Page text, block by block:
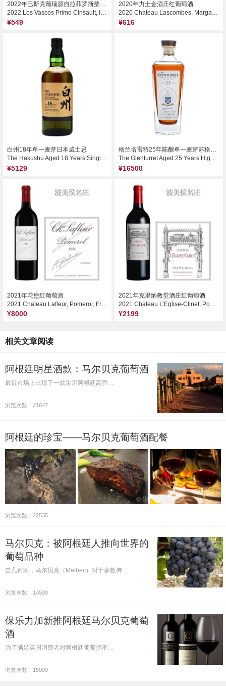
2022年巴斯克葡瑞源自拉菲罗斯柴尔德神索红葡萄酒
2022 Los Vascos Primo Cinsault, Itata Valley, Chile
¥549
2020年力士金酒庄红葡萄酒
2020 Chateau Lascombes, Margaux, France
¥616
白州18年单一麦芽日本威士忌
The Hakushu Aged 18 Years Single Malt Japanese Whisky, Japan
¥5129
格兰塔雷特25年陈酿单一麦芽苏格兰威士忌（2024版）
The Glenturret Aged 25 Years Highland Single Malt Scotch Whisky, Highlands, UK (2024 Release)
¥16500
2021年花堡红葡萄酒
¥8000
2021年克里纳教堂酒庄红葡萄酒
¥2199
相关文章阅读
阿根廷明星酒款：马尔贝克葡萄酒
最近市场上出现了一款采用阿根廷高乔…
浏览次数：21647
阿根廷的珍宝——马尔贝克葡萄酒配餐
浏览次数：22535
马尔贝克：被阿根廷人推向世界的
葡萄品种
曾几何时，马尔贝克（Malbec）对于多数侍…
浏览次数：14500
保乐力加新推阿根廷马尔贝克葡萄
酒
为了满足英国消费者对阿根廷葡萄酒不…
浏览次数：15009